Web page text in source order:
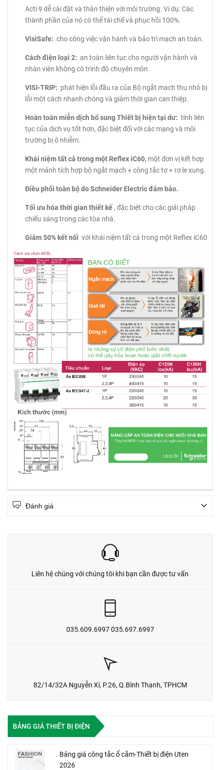
Acti 9 dễ cài đặt và thân thiện với môi trường. Ví dụ: Các
thành phần của nó có thể tái chế và phục hồi 100%.
VisiSafe: cho công việc vận hành và bảo trì mạch an toàn.
Cách điện loại 2: an toàn liên tục cho người vận hành và
nhân viên không có trình độ chuyên môn.
VISI-TRIP: phát hiện lỗi đầu ra của Bộ ngắt mạch thu nhỏ bị
lỗi một cách nhanh chóng và giảm thời gian can thiệp.
Hoàn toàn miễn dịch bổ sung Thiết bị hiện tại dư: tính liên
tục của dịch vụ tốt hơn, đặc biệt đối với các mạng và môi
trường bị ô nhiễm.
Khái niệm tất cả trong một Reflex iC60, một đơn vị kết hợp
một mảnh tích hợp bộ ngắt mạch + công tắc tơ + rơ le xung.
Điều phối toàn bộ do Schneider Electric đảm bảo.
Tối ưu hóa thời gian thiết kế , đặc biệt cho các giải pháp
chiếu sáng trong các tòa nhà.
Giảm 50% kết nối với khái niệm tất cả trong một Reflex iC60
Đánh giá
Liên hệ chúng với chúng tôi khi bạn cần được tư vấn
035.609.6997 035.697.6997
82/14/32A Nguyễn Xí, P.26, Q.Bình Thạnh, TPHCM
BẢNG GIÁ THIẾT BỊ ĐIỆN
Bảng giá công tắc ổ cắm-Thiết bị điện Uten
2026